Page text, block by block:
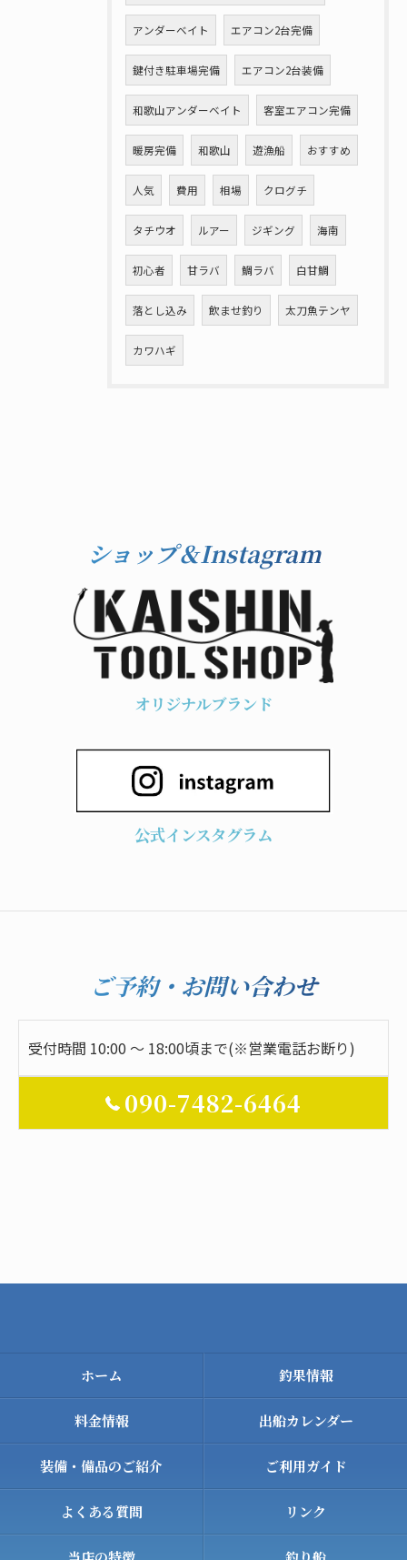
アンダーベイト エアコン2台完備
鍵付き駐車場完備 エアコン2台装備
和歌山アンダーベイト 客室エアコン完備
暖房完備 和歌山 遊漁船 おすすめ
人気 費用 相場 クログチ
タチウオ ルアー ジギング 海南
初心者 甘ラバ 鯛ラバ 白甘鯛
落とし込み 飲ませ釣り 太刀魚テンヤ
カワハギ
ショップ＆Instagram
オリジナルブランド
公式インスタグラム
ご予約・お問い合わせ
受付時間 10:00 ～ 18:00頃まで(※営業電話お断り)
090-7482-6464
ホーム 釣果情報
料金情報 出船カレンダー
装備・備品のご紹介 ご利用ガイド
よくある質問 リンク